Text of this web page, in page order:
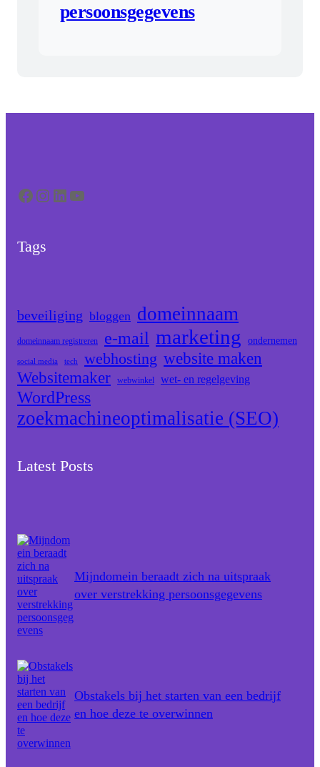
persoonsgegevens
Facebook Instagram LinkedIn YouTube
Tags
beveiliging bloggen domeinnaam
domeinnaam registreren e-mail marketing ondernemen
social media tech webhosting website maken
Websitemaker
webwinkel wet- en regelgeving
WordPress
zoekmachineoptimalisatie (SEO)
Latest Posts
Mijndomein beraadt zich na uitspraak
over verstrekking persoonsgegevens
Obstakels bij het starten van een bedrijf
en hoe deze te overwinnen